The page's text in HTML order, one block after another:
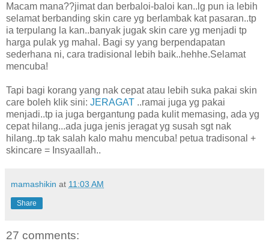
Macam mana??jimat dan berbaloi-baloi kan..lg pun ia lebih
selamat berbanding skin care yg berlambak kat pasaran..tp
ia terpulang la kan..banyak jugak skin care yg menjadi tp
harga pulak yg mahal. Bagi sy yang berpendapatan
sederhana ni, cara tradisional lebih baik..hehhe.Selamat
mencuba!
Tapi bagi korang yang nak cepat atau lebih suka pakai skin
care boleh klik sini: JERAGAT ..ramai juga yg pakai
menjadi..tp ia juga bergantung pada kulit memasing, ada yg
cepat hilang...ada juga jenis jeragat yg susah sgt nak
hilang..tp tak salah kalo mahu mencuba! petua tradisonal +
skincare = Insyaallah..
mamashikin at 11:03 AM
Share
27 comments: